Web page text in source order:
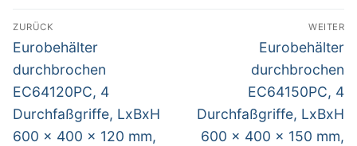
Beitragsnavigation
ZURÜCK
Vorheriger
Beitrag:
Eurobehälter
durchbrochen
EC64120PC, 4
Durchfaßgriffe, LxBxH
600 x 400 x 120 mm,
WEITER
Nächster
Beitrag:
Eurobehälter
durchbrochen
EC64150PC, 4
Durchfaßgriffe, LxBxH
600 x 400 x 150 mm,